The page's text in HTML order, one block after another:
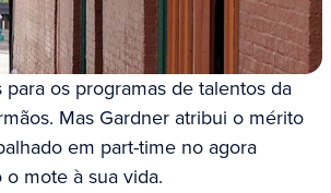
os programas de talentos da
Mas Gardner atribui o mérito
em part-time no agora
mote à sua vida.